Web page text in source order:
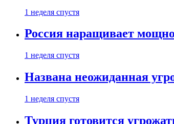
1 неделя спустя
Россия наращивает
1 неделя спустя
Названа неожиданная
1 неделя спустя
Турция готовится